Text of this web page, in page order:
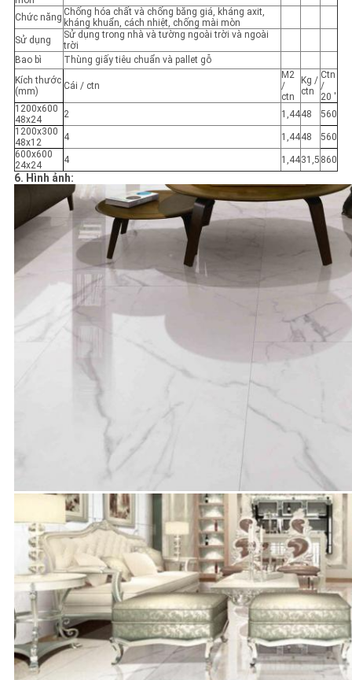
Chức năng Chống hóa chất và chống băng giá, kháng axit,
kháng khuẩn, cách nhiệt, chống mài mòn
Sử dụng
Sử dụng trong nhà và tường ngoài trời và ngoài
trời
Bao bì
Thùng giấy tiêu chuẩn và pallet gỗ
Kích thước
(mm)
Cái / ctn
M2
/
ctn
Kg /
ctn
Ctn
/
20 '
1200x600
48x24
2 1,4448
560
1200x300
48x12
4 1,4448
560
600x600
24x24
4 1,4431,5 860
6. Hình ảnh: